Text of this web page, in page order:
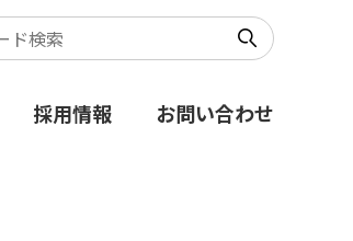
採用情報 お問い合わせ